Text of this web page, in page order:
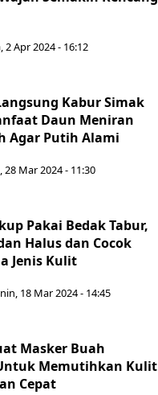
2 Apr 2024 - 16:12
Kabur Simak
Daun Meniran
Agar Putih Alami
28 Mar 2024 - 11:30
Pakai Bedak Tabur,
Halus dan Cocok
Jenis Kulit
18 Mar 2024 - 14:45
Masker Buah
Memutihkan Kulit
Cepat